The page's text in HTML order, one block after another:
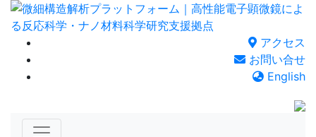
Skip
content
アクセス
お問い合せ
English